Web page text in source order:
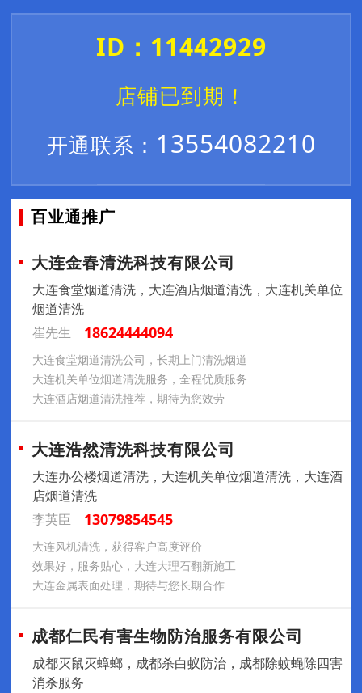
ID：11442929
店铺已到期！
开通联系： 13554082210
百业通推广
大连金春清洗科技有限公司
大连食堂烟道清洗，大连酒店烟道清洗，大连机关单位
烟道清洗
崔先生
18624444094
大连食堂烟道清洗公司，长期上门清洗烟道
大连机关单位烟道清洗服务，全程优质服务
大连酒店烟道清洗推荐，期待为您效劳
大连浩然清洗科技有限公司
大连办公楼烟道清洗，大连机关单位烟道清洗，大连酒
店烟道清洗
李英臣
13079854545
大连风机清洗，获得客户高度评价
效果好，服务贴心，大连大理石翻新施工
大连金属表面处理，期待与您长期合作
成都仁民有害生物防治服务有限公司
成都灭鼠灭蟑螂，成都杀白蚁防治，成都除蚊蝇除四害
消杀服务